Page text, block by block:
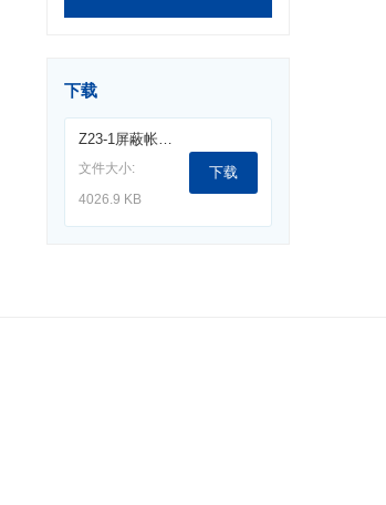
下载
Z23-1屏蔽帐篷.pdf
文件大小:
4026.9 KB
下载